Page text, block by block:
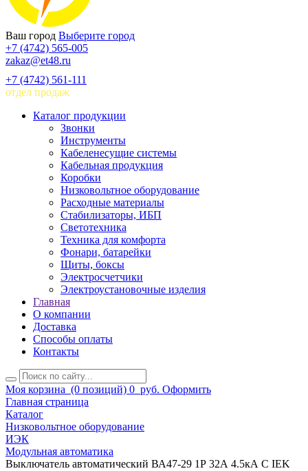
Ваш город Выберите город
+7 (4742) 565-005
zakaz@et48.ru
+7 (4742) 561-111
отдел продаж
Каталог продукции
Звонки
Инструменты
Кабеленесущие системы
Кабельная продукция
Коробки
Низковольтное оборудование
Расходные материалы
Стабилизаторы, ИБП
Светотехника
Техника для комфорта
Фонари, батарейки
Щиты, боксы
Электросчетчики
Электроустановочные изделия
Главная
О компании
Доставка
Способы оплаты
Контакты
Моя корзина (0 позиций) 0 руб. Оформить
Главная страница
Каталог
Низковольтное оборудование
ИЭК
Модульная автоматика
Выключатель автоматический ВА47-29 1Р 32А 4.5кА С IEK